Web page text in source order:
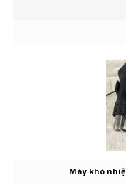
Máy khò